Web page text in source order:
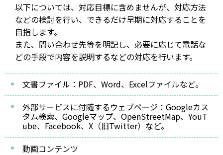
以下については、対応目標に含めませんが、対応方法
などの検討を行い、できるだけ早期に対応することを
目指します。
また、問い合わせ先等を明記し、必要に応じて電話な
どの手段で内容を説明するなどの対応を行います。
文書ファイル：PDF、Word、Excelファイルなど。
外部サービスに付随するウェブページ：Googleカス
タム検索、Googleマップ、OpenStreetMap、YouT
ube、Facebook、X（旧Twitter）など。
動画コンテンツ